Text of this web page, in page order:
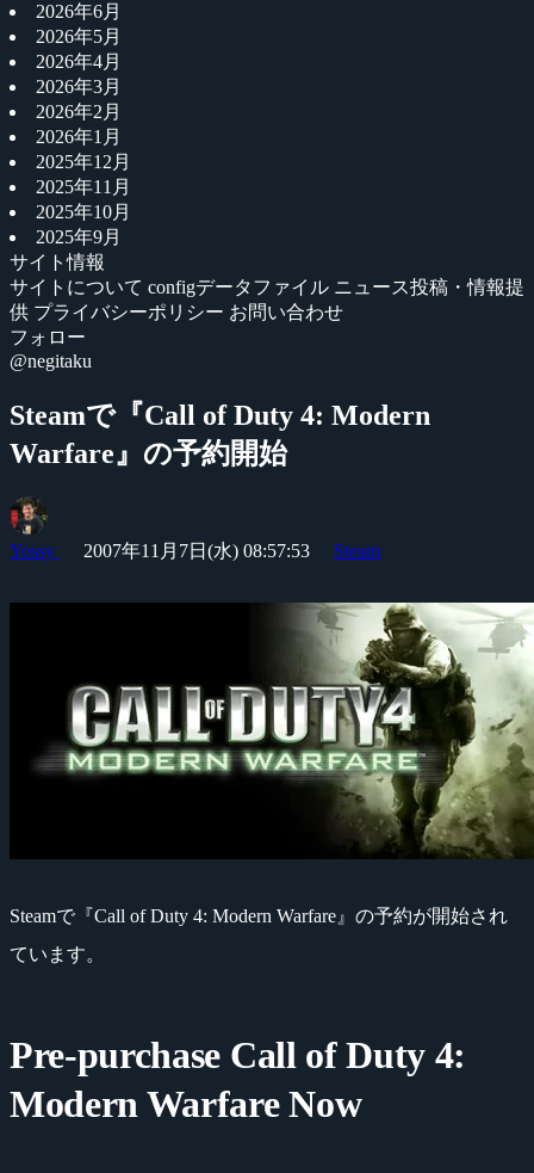
2026年6月
2026年5月
2026年4月
2026年3月
2026年2月
2026年1月
2025年12月
2025年11月
2025年10月
2025年9月
サイト情報
サイトについて configデータファイル ニュース投稿・情報提
供 プライバシーポリシー お問い合わせ
フォロー
@negitaku
Steamで『Call of Duty 4: Modern
Warfare』の予約開始
Yossy 2007年11月7日(水) 08:57:53 Steam
Steamで『Call of Duty 4: Modern Warfare』の予約が開始され
ています。
Pre-purchase Call of Duty 4:
Modern Warfare Now